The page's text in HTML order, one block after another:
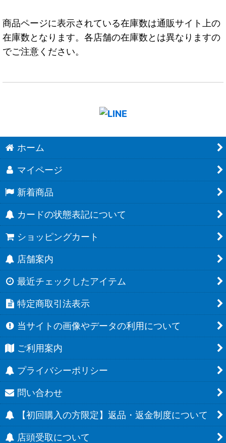
商品ページに表示されている在庫数は通販サイト上の
在庫数となります。各店舗の在庫数とは異なりますの
でご注意ください。
ホーム
マイページ
新着商品
カードの状態表記について
ショッピングカート
店舗案内
最近チェックしたアイテム
特定商取引法表示
当サイトの画像やデータの利用について
ご利用案内
プライバシーポリシー
問い合わせ
【初回購入の方限定】返品・返金制度について
店頭受取について